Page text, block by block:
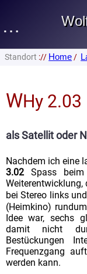
Standort :// Home/
…
Lautsprecher
Kleine Boxen
les ketchups
Wandhänger
WHy 'gepimpt'
Größere/Stand
Alto Line
Casablanca III
VIB 170 AL(KE)
Vox
WHy 3.02 - 2,5
WHy 2.03
als Satellit oder
Nachdem ich eine
3.02Spass beim
bei Stereo links
(Heimkino)
Idee war, sechs
damit nicht
Bestückungen
Frequenzgang
werden kann.